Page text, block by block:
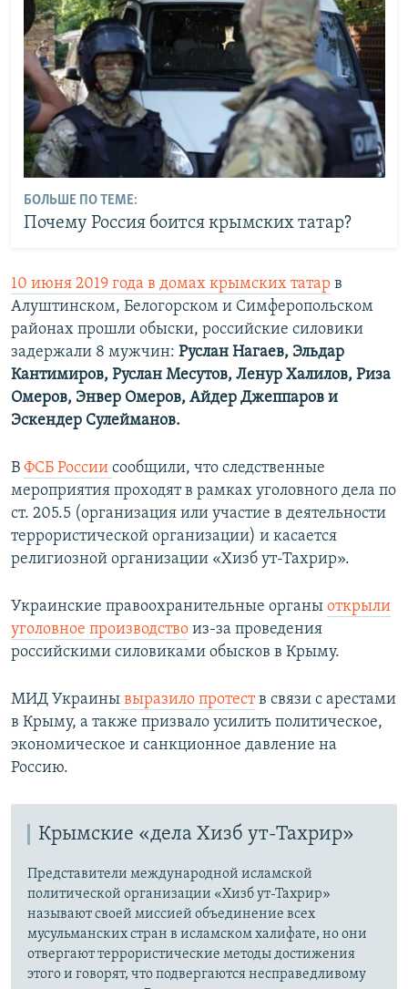
БОЛЬШЕ ПО ТЕМЕ:
Почему Россия боится крымских татар?
10 июня 2019 года в домах крымских татар в
Алуштинском, Белогорском и Симферопольском
районах прошли обыски, российские силовики
задержали 8 мужчин: Руслан Нагаев, Эльдар
Кантимиров, Руслан Месутов, Ленур Халилов, Риза
Омеров, Энвер Омеров, Айдер Джеппаров и
Эскендер Сулейманов.
В ФСБ России сообщили, что следственные
мероприятия проходят в рамках уголовного дела по
ст. 205.5 (организация или участие в деятельности
террористической организации) и касается
религиозной организации «Хизб ут-Тахрир».
Украинские правоохранительные органы открыли
уголовное производство из-за проведения
российскими силовиками обысков в Крыму.
МИД Украины выразило протеств связи с арестами
в Крыму, а также призвало усилить политическое,
экономическое и санкционное давление на
Россию.
Крымские «дела Хизб ут-Тахрир»
Представители международной исламской
политической организации «Хизб ут-Тахрир»
называют своей миссией объединение всех
мусульманских стран в исламском халифате, но они
отвергают террористические методы достижения
этого и говорят, что подвергаются несправедливому